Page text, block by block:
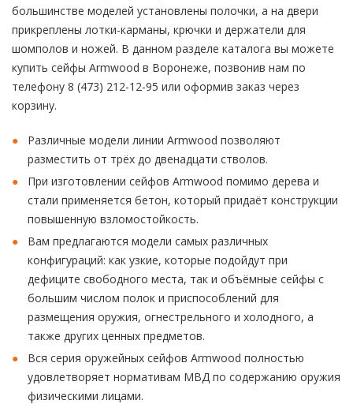
большинстве моделей установлены полочки, а на двери
прикреплены лотки-карманы, крючки и держатели для
шомполов и ножей. В данном разделе каталога вы можете
купить сейфы Armwood в Воронеже, позвонив нам по
телефону 8 (473) 212-12-95 или оформив заказ через
корзину.
Различные модели линии Armwood позволяют
разместить от трёх до двенадцати стволов.
При изготовлении сейфов Armwood помимо дерева и
стали применяется бетон, который придаёт конструкции
повышенную взломостойкость.
Вам предлагаются модели самых различных
конфигураций: как узкие, которые подойдут при
дефиците свободного места, так и объёмные сейфы с
большим числом полок и приспособлений для
размещения оружия, огнестрельного и холодного, а
также других ценных предметов.
Вся серия оружейных сейфов Armwood полностью
удовлетворяет нормативам МВД по содержанию оружия
физическими лицами.